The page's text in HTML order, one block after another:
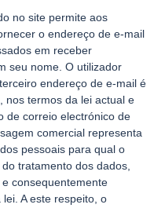
no site permite aos
o endereço de e-mail
em receber
seu nome. O utilizador
endereço de e-mail é
nos termos da lei actual e
de correio electrónico de
comercial representa
pessoais para qual o
tratamento dos dados,
consequentemente
A este respeito, o